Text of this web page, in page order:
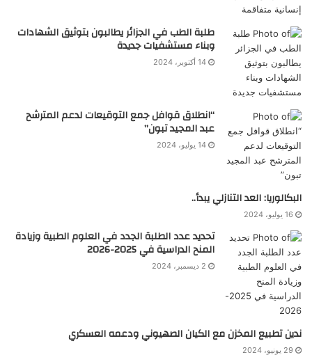
طلبة الطب في الجزائر يطالبون بتوثيق الشهادات
وبناء مستشفيات جديدة
14 أكتوبر، 2024
“انطلاق قوافل جمع التوقيعات لدعم المترشح
عبد المجيد تبون”
14 يوليو، 2024
البكالوريا: العد التنازلي يبدأ..
16 يوليو، 2024
تحديد عدد الطلبة الجدد في العلوم الطبية وزيادة
المنح الدراسية في 2025-2026
2 ديسمبر، 2024
ندين تطبيع المخزن مع الكيان الصهيوني ودعمه العسكري
29 يونيو، 2024